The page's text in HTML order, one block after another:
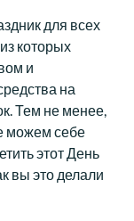
для всех
которых
и
на
Тем не менее,
можем себе
этот День
вы это делали